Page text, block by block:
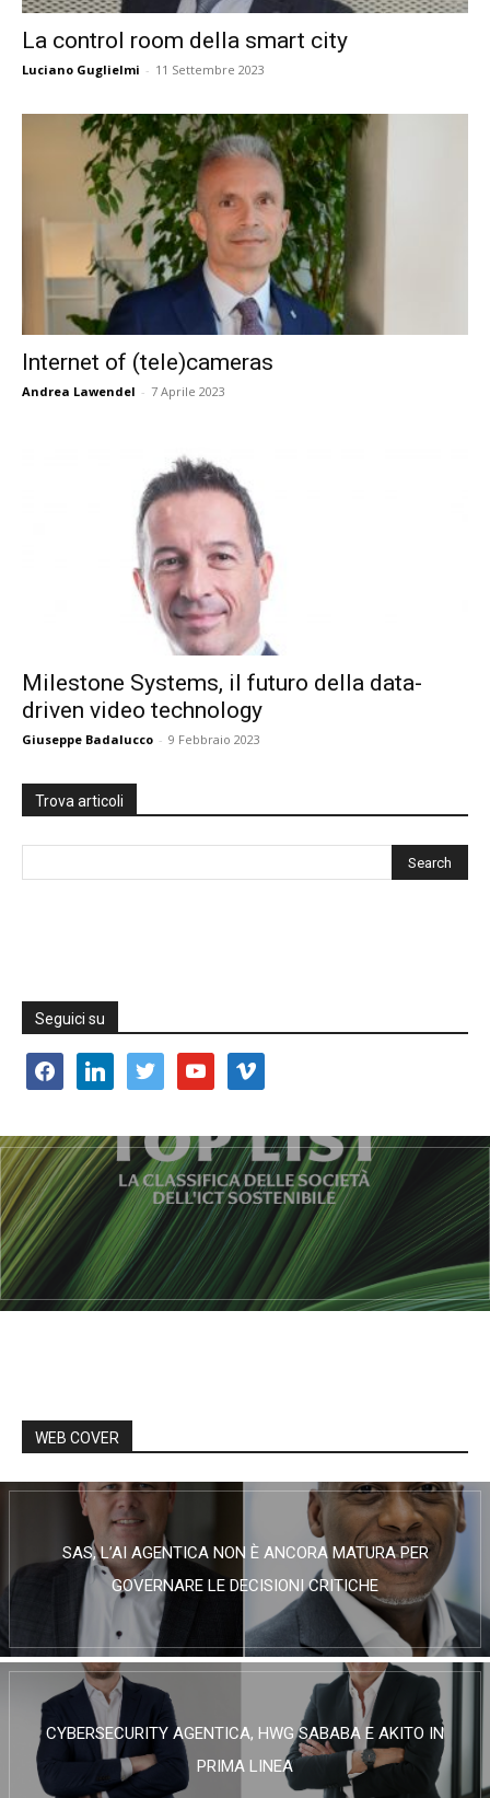
La control room della smart city
Luciano Guglielmi - 11 Settembre 2023
Internet of (tele)cameras
Andrea Lawendel - 7 Aprile 2023
Milestone Systems, il futuro della data-
driven video technology
Giuseppe Badalucco - 9 Febbraio 2023
Trova articoli
Seguici su
facebooklinkedin twitter youtube vimeo
WEB COVER
SAS, L’AI AGENTICA NON È ANCORA MATURA PER
GOVERNARE LE DECISIONI CRITICHE
CYBERSECURITY AGENTICA, HWG SABABA E AKITO IN
PRIMA LINEA